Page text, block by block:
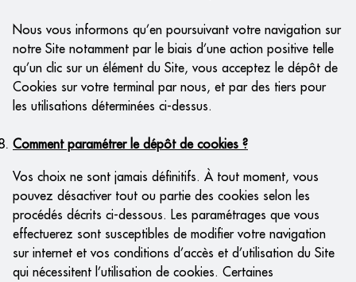
Nous vous informons qu’en poursuivant votre navigation sur
notre Site notamment par le biais d’une action positive telle
qu’un clic sur un élément du Site, vous acceptez le dépôt de
Cookies sur votre terminal par nous, et par des tiers pour
les utilisations déterminées ci-dessus.
Comment paramétrer le dépôt de cookies ?
Vos choix ne sont jamais définitifs. À tout moment, vous
pouvez désactiver tout ou partie des cookies selon les
procédés décrits ci-dessous. Les paramétrages que vous
effectuerez sont susceptibles de modifier votre navigation
sur internet et vos conditions d’accès et d’utilisation du Site
qui nécessitent l’utilisation de cookies. Certaines